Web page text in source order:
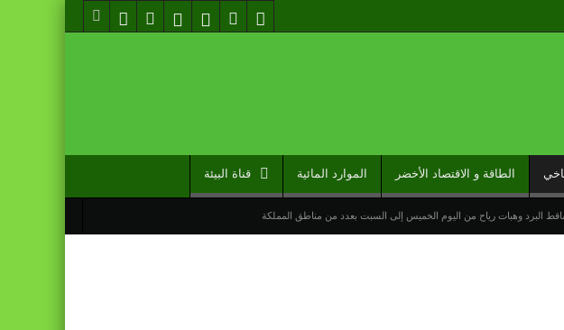
الطاقة و الاقتصاد الأخضر الموارد المائية قناة البيئة
البرد وهبات رياح من اليوم الخميس إلى السبت بعدد من مناطق المملكة